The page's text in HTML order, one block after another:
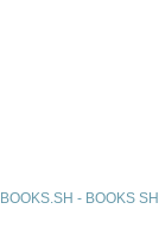
BOOKS.SH - BOOKS